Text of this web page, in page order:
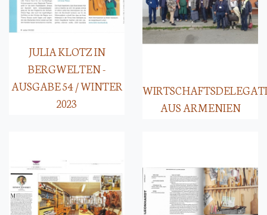
JULIA KLOTZ IN
BERGWELTEN -
AUSGABE 54 / WINTER
2023
AUS ARMENIEN